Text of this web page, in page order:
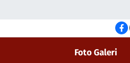
Foto Galeri